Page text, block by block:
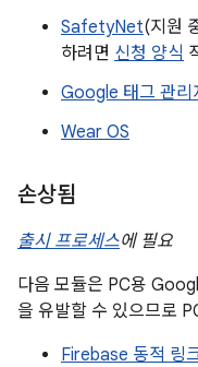
SafetyNet(지원
하려면 신청 양식
Google 태그 관리
Wear OS
손상됨
출시 프로세스에 필요
다음 모듈은 PC용
을 유발할 수 있으므로
Firebase 동적 링